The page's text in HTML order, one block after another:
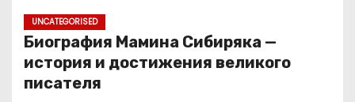
UNCATEGORISED
Биография Мамина Сибиряка —
история и достижения великого
писателя